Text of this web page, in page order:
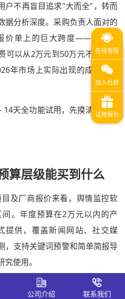
户不再盲目追求"大而全"，转而
据分析深度。采购负责人面对的
价单上的巨大跨度——同样标
可以从2万元到50万元不等。要
年市场上实际出现的成交价格
天全功能试用，先摸清真实需
算层级能买到什么
及厂商报价来看，舆情监控软
。年度预算在2万元以内的产
提供，覆盖新闻网站、社交媒
，支持关键词预警和简单简报导
使用。
的方案，增加了对今日头条、知
公司介绍 联系我们